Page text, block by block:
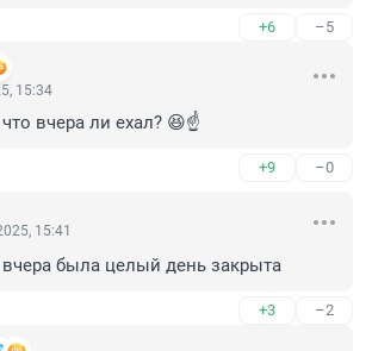
+6 –5
15:34
вчера ли ехал? 😆☝
+9 –0
15:41
вчера была целый день закрыта
+3 –2